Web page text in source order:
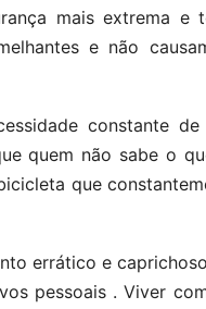
mais extrema e
e não
constante
quem não sabe o
que
errático e
pessoais . Viver